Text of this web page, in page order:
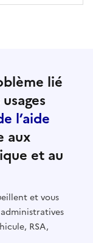
lié
l’aide
aux
et au
et vous
RSA,